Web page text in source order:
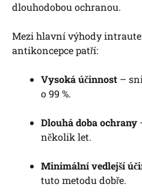
dlouhodobou ochranou.
Mezi hlavní výhody
antikoncepce patří:
Vysoká účinnost –
o 99 %.
Dlouhá doba ochrany
několik let.
Minimální vedlejší
tuto metodu dobře.